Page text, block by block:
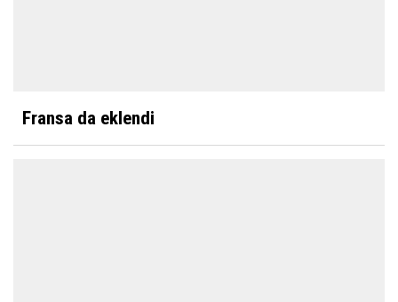
Fransa da eklendi